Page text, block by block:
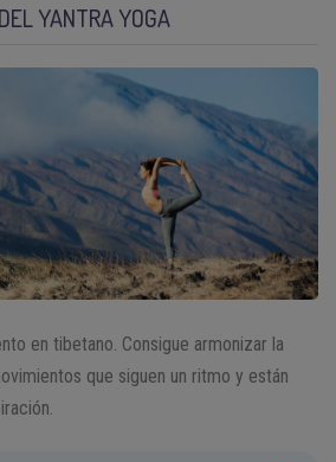
YANTRA YOGA
en tibetano. Consigue armonizar la
que siguen un ritmo y están